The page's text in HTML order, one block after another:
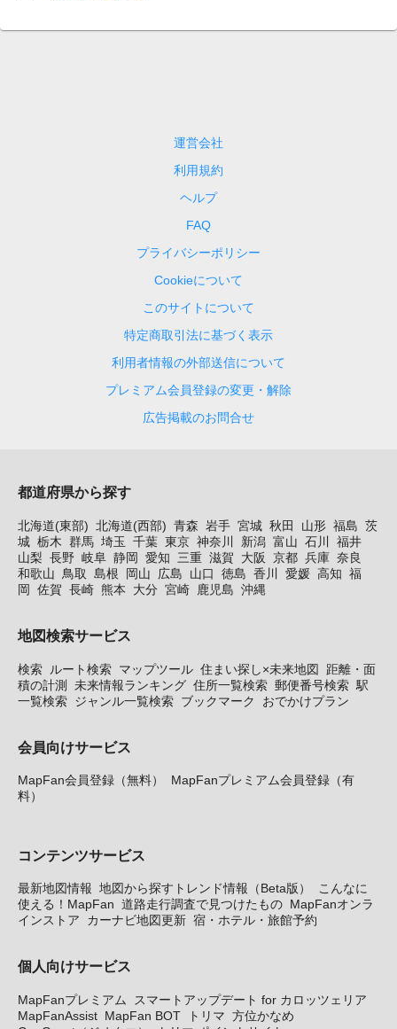
運営会社
利用規約
ヘルプ
FAQ
プライバシーポリシー
Cookieについて
このサイトについて
特定商取引法に基づく表示
利用者情報の外部送信について
プレミアム会員登録の変更・解除
広告掲載のお問合せ
都道府県から探す
北海道(東部) 北海道(西部) 青森 岩手 宮城 秋田 山形 福島 茨
城 栃木 群馬 埼玉 千葉 東京 神奈川 新潟 富山 石川
福井
山梨 長野 岐阜 静岡 愛知 三重 滋賀 大阪 京都 兵庫 奈良
和歌山
鳥取 島根 岡山 広島 山口 徳島 香川 愛媛 高知 福
岡
佐賀 長崎 熊本 大分 宮崎 鹿児島 沖縄
地図検索サービス
検索 ルート検索 マップツール 住まい探し×未来地図
距離・面
積の計測 未来情報ランキング 住所一覧検索 郵便番号検索 駅
一覧検索 ジャンル一覧検索 ブックマーク おでかけプラン
会員向けサービス
MapFan会員登録（無料）
MapFanプレミアム会員登録（有
料）
コンテンツサービス
最新地図情報 地図から探すトレンド情報（Beta版）
こんなに
使える！MapFan 道路走行調査で見つけたもの MapFanオンラ
インストア
カーナビ地図更新 宿・ホテル・旅館予約
個人向けサービス
MapFanプレミアム
スマートアップデート for カロッツェリア
MapFanAssist MapFan BOT トリマ 方位かなめ